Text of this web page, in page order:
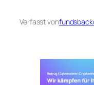
Verfasst von